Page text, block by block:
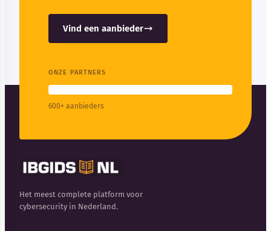
Vind een aanbieder
ONZE PARTNERS
600+ aanbieders
Het meest complete platform voor
cybersecurity in Nederland.